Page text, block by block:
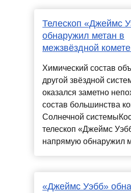
Телескоп «Джеймс
обнаружил метан в
межзвёздной
Химический состав
другой звёздной
оказался заметно
состав большинства
Солнечной
телескоп «Джеймс
напрямую обнаружил
«Джеймс Уэбб»